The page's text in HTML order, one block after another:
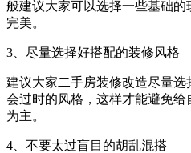
般建议大家可以选择一些基础
完美。
3、尽量选择好搭配的装修风格
建议大家二手房装修改造尽量
会过时的风格，这样才能避免
为主。
4、不要太过盲目的胡乱混搭